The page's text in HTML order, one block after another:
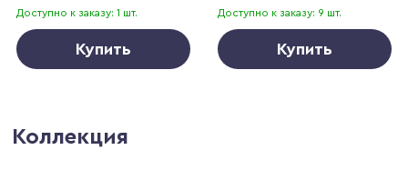
Доступно к заказу: 1 шт.
Купить
Доступно к заказу: 9 шт.
Купить
Коллекция